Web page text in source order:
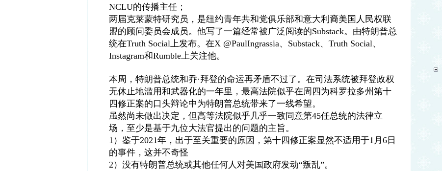
NCLU的传播主任；
两届克莱蒙特研究员，是纽约青年共和党俱乐部和意大利裔美国人民权联
盟的顾问委员会成员。他写了一篇经常被广泛阅读的Substack。由特朗普总
统在Truth Social上发布。在X @PaulIngrassia、Substack、Truth Social、
Instagram和Rumble上关注他。
本周，特朗普总统和乔·拜登的命运再矛盾不过了。在司法系统被拜登政权
无休止地滥用和武器化的一年里，最高法院似乎在周四为科罗拉多州第十
四修正案的口头辩论中为特朗普总统带来了一线希望。
虽然尚未做出决定，但高等法院似乎几乎一致同意第45任总统的法律立
场，至少是基于九位大法官提出的问题的主旨。
1）鉴于2021年，出于至关重要的原因，第十四修正案显然不适用于1月6日
的事件，这并不奇怪
2）没有特朗普总统或其他任何人对美国政府发动“叛乱”。